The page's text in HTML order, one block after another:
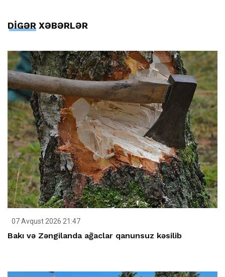
DİGƏR XƏBƏRLƏR
07 Avqust 2026 21:47
Bakı və Zəngilanda ağaclar qanunsuz kəsilib